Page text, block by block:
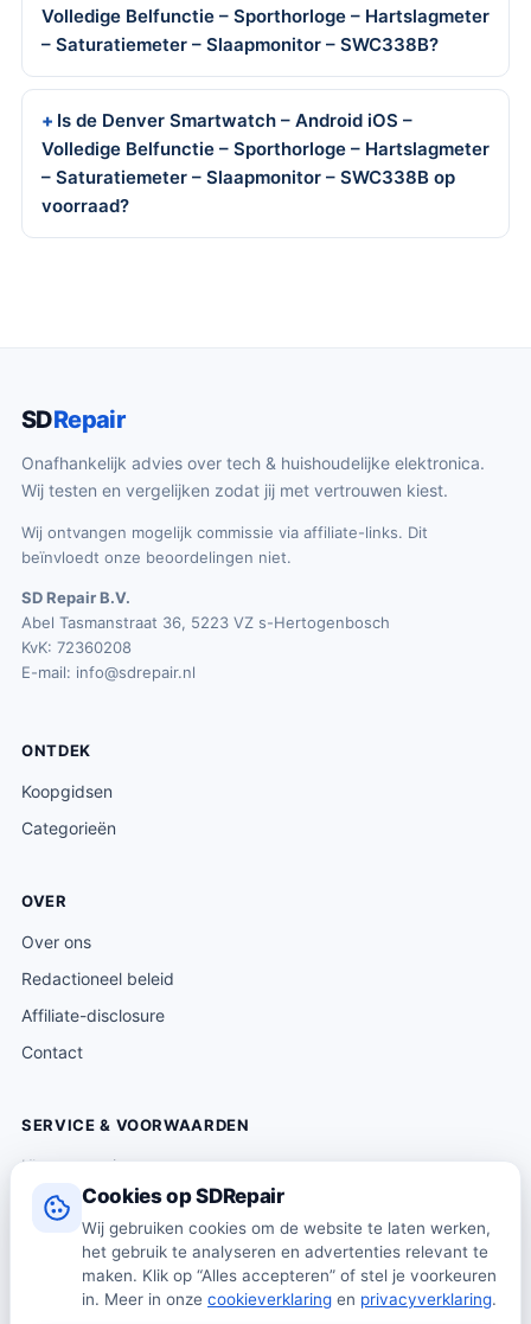
Cookies op SDRepair
Wij gebruiken cookies om de website te laten werken,
het gebruik te analyseren en advertenties relevant te
maken. Klik op “Alles accepteren” of stel je voorkeuren
in. Meer in onze cookieverklaring en privacyverklaring.
Volledige Belfunctie – Sporthorloge – Hartslagmeter
– Saturatiemeter – Slaapmonitor – SWC338B?
Is de Denver Smartwatch – Android iOS –
Volledige Belfunctie – Sporthorloge – Hartslagmeter
– Saturatiemeter – Slaapmonitor – SWC338B op
voorraad?
SDRepair
Onafhankelijk advies over tech & huishoudelijke elektronica.
Wij testen en vergelijken zodat jij met vertrouwen kiest.
Wij ontvangen mogelijk commissie via affiliate-links. Dit
beïnvloedt onze beoordelingen niet.
SD Repair B.V.
Abel Tasmanstraat 36, 5223 VZ s-Hertogenbosch
KvK: 72360208
E-mail: info@sdrepair.nl
ONTDEK
Koopgidsen
Categorieën
OVER
Over ons
Redactioneel beleid
Affiliate-disclosure
Contact
SERVICE & VOORWAARDEN
Klantenservice
Verzending & levering
Retourneren
Algemene voorwaarden